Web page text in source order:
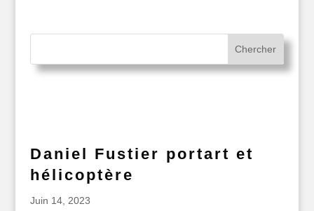
Daniel Fustier portart et
hélicoptère
Juin 14, 2023